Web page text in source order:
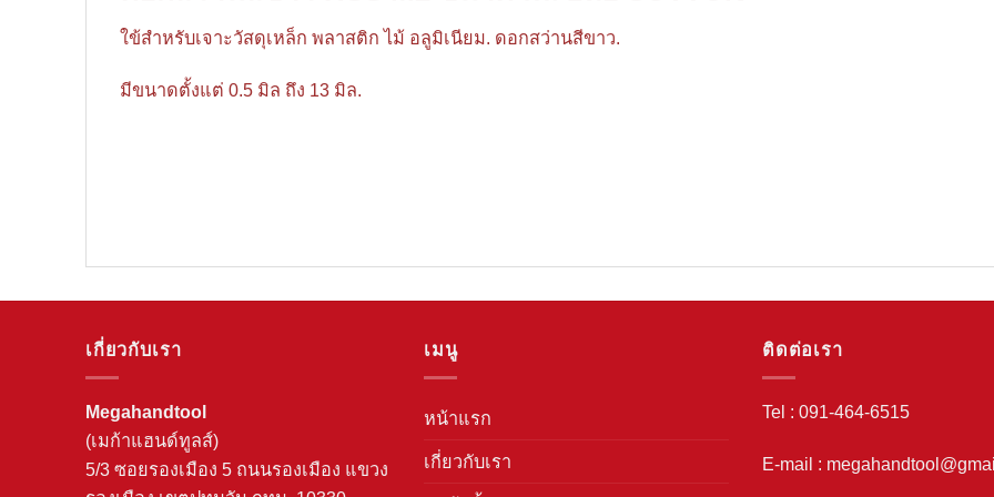
ใข้สำหรับเจาะวัสดุเหล็ก พลาสติก ไม้ อลูมิเนียม. ดอกสว่านสีขาว.
มีขนาดตั้งแต่ 0.5 มิล ถึง 13 มิล.
เกี่ยวกับเรา
Megahandtool
(เมก้าแฮนด์ทูลส์)
5/3 ซอยรองเมือง 5 ถนนรองเมือง แขวง
เมนู
หน้าแรก
เกี่ยวกับเรา
ติดต่อเรา
Tel : 091-464-6515
E-mail :